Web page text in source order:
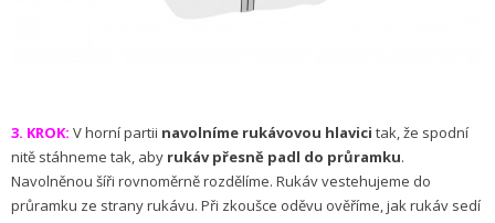
3. KROK: V horní partii navolníme rukávovou hlavici tak, že spodní
nitě stáhneme tak, aby rukáv přesně padl do průramku.
Navolněnou šíři rovnoměrně rozdělíme. Rukáv vestehujeme do
průramku ze strany rukávu. Při zkoušce oděvu ověříme, jak rukáv sedí